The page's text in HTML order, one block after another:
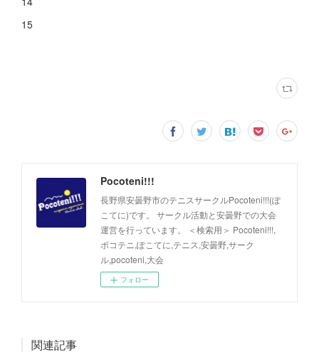
15
Pocoteni!!!
長野県安曇野市のテニスサークルPocoteni!!!(ぽ
こてに)です。 サークル活動と安曇野での大会
運営を行っています。 ＜検索用＞ Pocoteni!!!,
ポコテニ,ぽこてに,テニス,安曇野,サーク
ル,pocoteni,大会
フォロー
関連記事